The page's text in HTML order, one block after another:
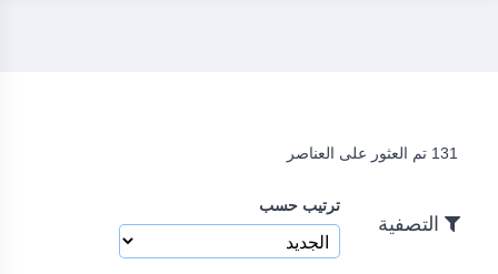
بحث
131 تم العثور على العناصر
ترتيب حسب